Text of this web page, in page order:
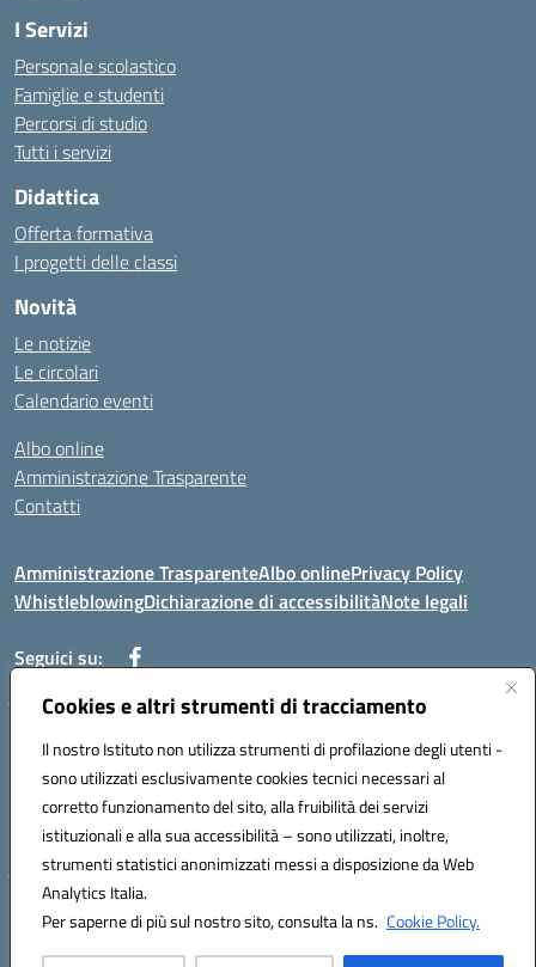
Cookies e altri strumenti di tracciamento
Il nostro Istituto non utilizza strumenti di profilazione degli utenti -
sono utilizzati esclusivamente cookies tecnici necessari al
corretto funzionamento del sito, alla fruibilità dei servizi
istituzionali e alla sua accessibilità – sono utilizzati, inoltre,
strumenti statistici anonimizzati messi a disposizione da Web
Analytics Italia.
Per saperne di più sul nostro sito, consulta la ns. Cookie Policy.
I Servizi
Personale scolastico
Famiglie e studenti
Percorsi di studio
Tutti i servizi
Didattica
Offerta formativa
I progetti delle classi
Novità
Le notizie
Le circolari
Calendario eventi
Albo online
Amministrazione Trasparente
Contatti
Amministrazione TrasparenteAlbo onlinePrivacy Policy
WhistleblowingDichiarazione di accessibilitàNote legali
Seguici su:
Telefono: 0881814875
Mail: fgic86100g@istruzione.it PEC: fgic86100g@pec.istruzione.it
Codice univoco ufficio: UF0Y26 Codice IPA: istsc_fgic86100g
Codice meccanografico: FGIC86100G
Codice fiscale: 80030630711
Hosting & Powered by 3D Solution S.r.l.
Concept & Design by Designers Italia